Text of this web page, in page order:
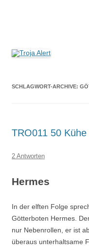
SCHLAGWORT-ARCHIVE:
TRO011 50
2 Antworten
Hermes
In der elften Folge
Götterboten Hermes.
nur Nebenrollen, er ist
überaus unterhaltsame